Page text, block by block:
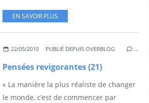
EN SAVOIR PLUS
22/05/2010 PUBLIÉ DEPUIS OVERBLOG …
Pensées revigorantes (21)
« La manière la plus réaliste de changer
le monde, c’est de commencer par